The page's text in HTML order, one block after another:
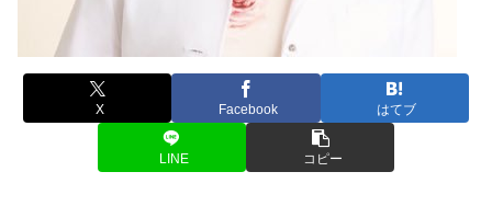
X Facebook はてブ
LINE コピー